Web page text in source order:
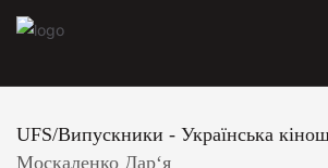
UFS/Випускники - Українська
Москаленко Дар‘я